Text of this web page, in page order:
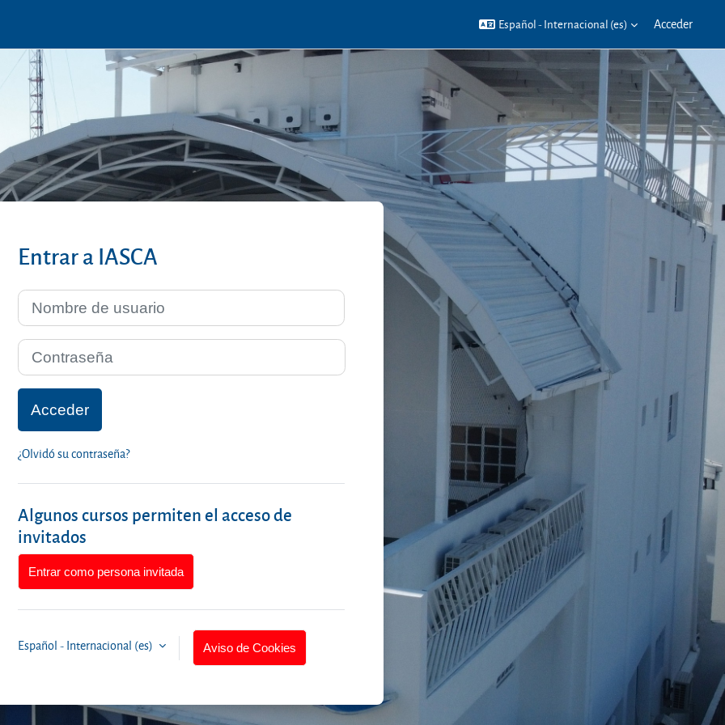
Español - Internacional ‎(es)‎ Acceder
Entrar a IASCA
Nombre de usuario
Contraseña
Acceder
¿Olvidó su contraseña?
Algunos cursos permiten el acceso de
invitados
Entrar como persona invitada
Español - Internacional ‎(es)‎ Aviso de Cookies